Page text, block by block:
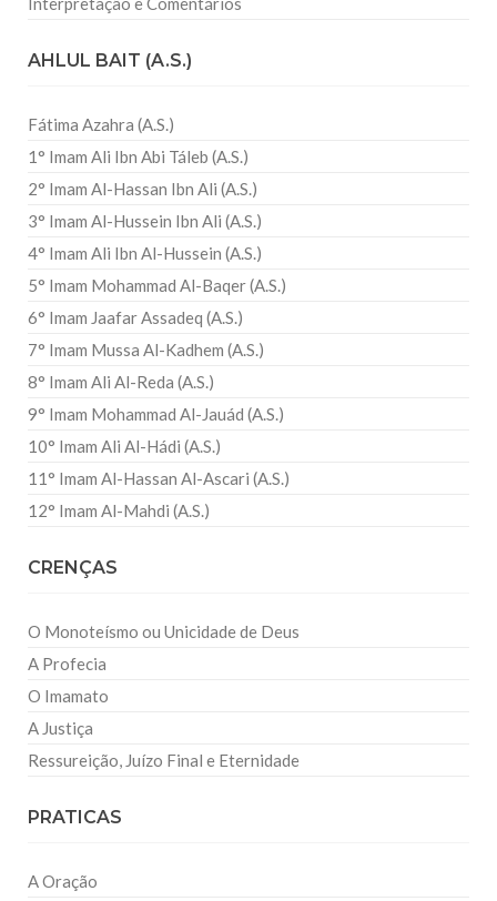
AHLUL BAIT (A.S.)
Fátima Azahra (A.S.)
1° Imam Ali Ibn Abi Táleb (A.S.)
2° Imam Al-Hassan Ibn Ali (A.S.)
3° Imam Al-Hussein Ibn Ali (A.S.)
4° Imam Ali Ibn Al-Hussein (A.S.)
5° Imam Mohammad Al-Baqer (A.S.)
6° Imam Jaafar Assadeq (A.S.)
7° Imam Mussa Al-Kadhem (A.S.)
8° Imam Ali Al-Reda (A.S.)
9° Imam Mohammad Al-Jauád (A.S.)
10° Imam Ali Al-Hádi (A.S.)
11° Imam Al-Hassan Al-Ascari (A.S.)
12° Imam Al-Mahdi (A.S.)
CRENÇAS
O Monoteísmo ou Unicidade de Deus
A Profecia
O Imamato
A Justiça
Ressureição, Juízo Final e Eternidade
PRATICAS
A Oração